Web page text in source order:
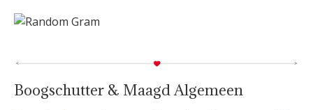
Boogschutter & Maagd Algemeen